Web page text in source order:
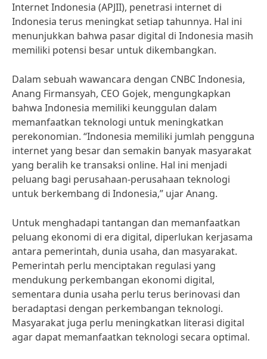
Internet Indonesia (APJII), penetrasi internet di
Indonesia terus meningkat setiap tahunnya. Hal ini
menunjukkan bahwa pasar digital di Indonesia masih
memiliki potensi besar untuk dikembangkan.
Dalam sebuah wawancara dengan CNBC Indonesia,
Anang Firmansyah, CEO Gojek, mengungkapkan
bahwa Indonesia memiliki keunggulan dalam
memanfaatkan teknologi untuk meningkatkan
perekonomian. “Indonesia memiliki jumlah pengguna
internet yang besar dan semakin banyak masyarakat
yang beralih ke transaksi online. Hal ini menjadi
peluang bagi perusahaan-perusahaan teknologi
untuk berkembang di Indonesia,” ujar Anang.
Untuk menghadapi tantangan dan memanfaatkan
peluang ekonomi di era digital, diperlukan kerjasama
antara pemerintah, dunia usaha, dan masyarakat.
Pemerintah perlu menciptakan regulasi yang
mendukung perkembangan ekonomi digital,
sementara dunia usaha perlu terus berinovasi dan
beradaptasi dengan perkembangan teknologi.
Masyarakat juga perlu meningkatkan literasi digital
agar dapat memanfaatkan teknologi secara optimal.